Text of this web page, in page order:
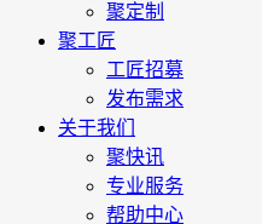
聚定制
聚工匠
工匠招募
发布需求
关于我们
聚快讯
专业服务
帮助中心